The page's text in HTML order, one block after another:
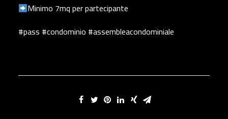
Minimo 7mq per partecipante
#pass #condominio #assembleacondominiale